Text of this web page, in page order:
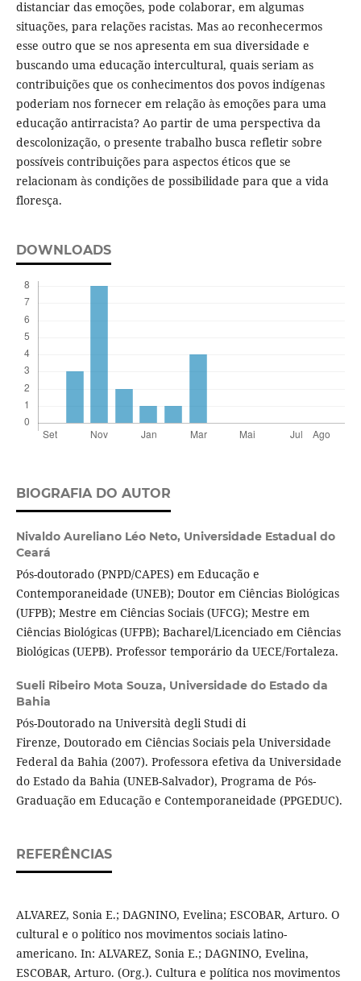
distanciar das emoções, pode colaborar, em algumas
situações, para relações racistas. Mas ao reconhecermos
esse outro que se nos apresenta em sua diversidade e
buscando uma educação intercultural, quais seriam as
contribuições que os conhecimentos dos povos indígenas
poderiam nos fornecer em relação às emoções para uma
educação antirracista? Ao partir de uma perspectiva da
descolonização, o presente trabalho busca refletir sobre
possíveis contribuições para aspectos éticos que se
relacionam às condições de possibilidade para que a vida
floresça.
DOWNLOADS
BIOGRAFIA DO AUTOR
Nivaldo Aureliano Léo Neto, Universidade Estadual do
Ceará
Pós-doutorado (PNPD/CAPES) em Educação e
Contemporaneidade (UNEB); Doutor em Ciências Biológicas
(UFPB); Mestre em Ciências Sociais (UFCG); Mestre em
Ciências Biológicas (UFPB); Bacharel/Licenciado em Ciências
Biológicas (UEPB). Professor temporário da UECE/Fortaleza.
Sueli Ribeiro Mota Souza, Universidade do Estado da
Bahia
Pós-Doutorado na Università degli Studi di
Firenze, Doutorado em Ciências Sociais pela Universidade
Federal da Bahia (2007). Professora efetiva da Universidade
do Estado da Bahia (UNEB-Salvador), Programa de Pós-
Graduação em Educação e Contemporaneidade (PPGEDUC).
REFERÊNCIAS
ALVAREZ, Sonia E.; DAGNINO, Evelina; ESCOBAR, Arturo. O
cultural e o político nos movimentos sociais latino-
americano. In: ALVAREZ, Sonia E.; DAGNINO, Evelina,
ESCOBAR, Arturo. (Org.). Cultura e política nos movimentos